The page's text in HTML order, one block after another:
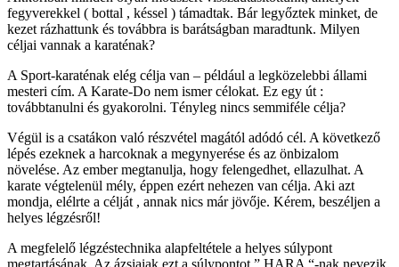
fegyverekkel ( bottal , késsel ) támadtak. Bár legyőztek minket, de
kezet rázhattunk és továbbra is barátságban maradtunk. Milyen
céljai vannak a karaténak?
A Sport-karaténak elég célja van – például a legközelebbi állami
mesteri cím. A Karate-Do nem ismer célokat. Ez egy út :
továbbtanulni és gyakorolni. Tényleg nincs semmiféle célja?
Végül is a csatákon való részvétel magától adódó cél. A következő
lépés ezeknek a harcoknak a megynyerése és az önbizalom
növelése. Az ember megtanulja, hogy felengedhet, ellazulhat. A
karate végtelenül mély, éppen ezért nehezen van célja. Aki azt
mondja, elélrte a célját , annak nics már jövője. Kérem, beszéljen a
helyes légzésről!
A megfelelő légzéstechnika alapfeltétele a helyes súlypont
megtartásának. Az ázsiaiak ezt a súlypontot ” HARA “-nak nevezik.